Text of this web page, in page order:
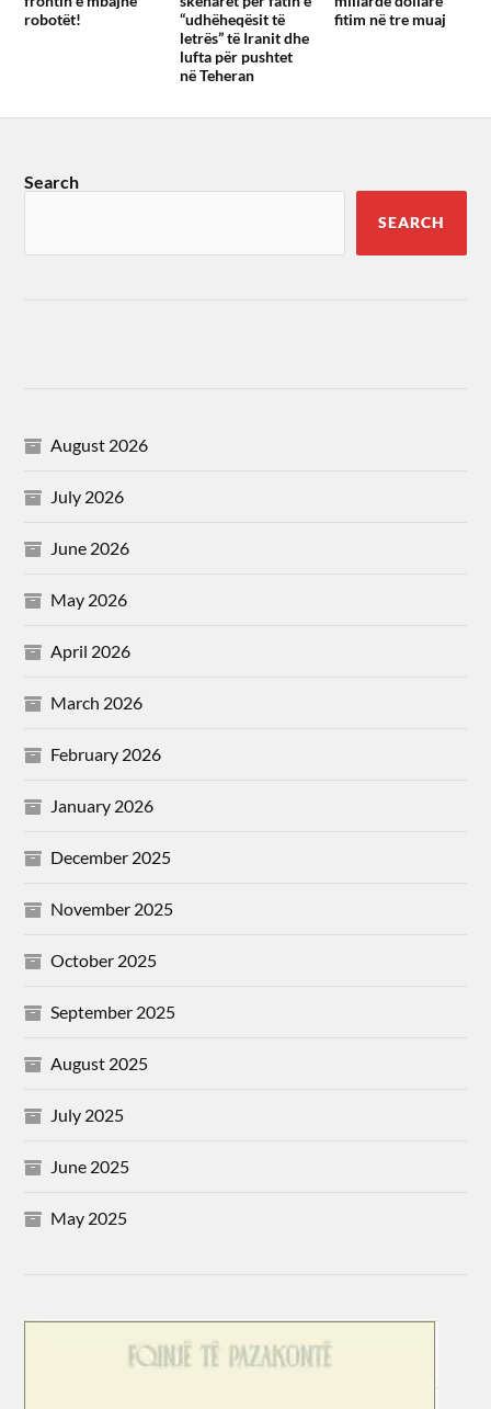
robotët!
“udhëheqësit të
letrës” të Iranit dhe
lufta për pushtet
në Teheran
fitim në tre muaj
Search
SEARCH
August 2026
July 2026
June 2026
May 2026
April 2026
March 2026
February 2026
January 2026
December 2025
November 2025
October 2025
September 2025
August 2025
July 2025
June 2025
May 2025